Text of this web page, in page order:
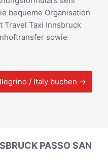
bequeme Organisation
Travel Taxi Innsbruck
sowie
/ Italy buchen →
PASSO SAN